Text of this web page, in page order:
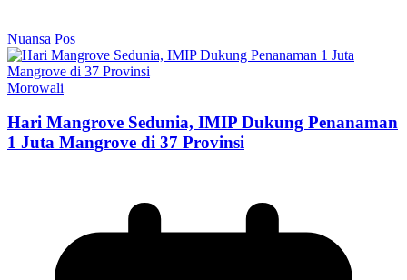
Nuansa Pos
Morowali
Hari Mangrove Sedunia, IMIP Dukung Penanaman
1 Juta Mangrove di 37 Provinsi